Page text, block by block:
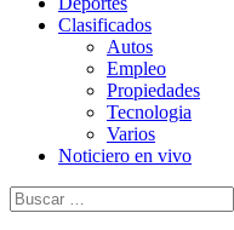
Clasificados
Autos
Empleo
Propiedades
Tecnologia
Varios
Noticiero en vivo
Buscar: